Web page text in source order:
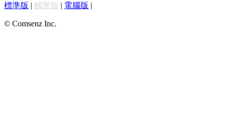
標準版 | 觸屏版 | 電腦版 |
© Comsenz Inc.